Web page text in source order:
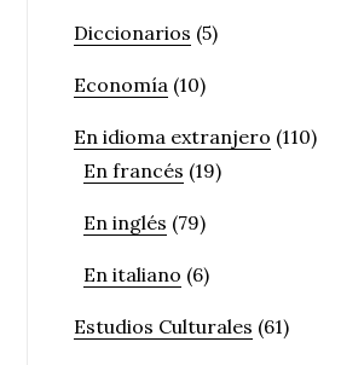
Diccionarios (5)
Economía (10)
En idioma extranjero (110)
En francés (19)
En inglés (79)
En italiano (6)
Estudios Culturales (61)